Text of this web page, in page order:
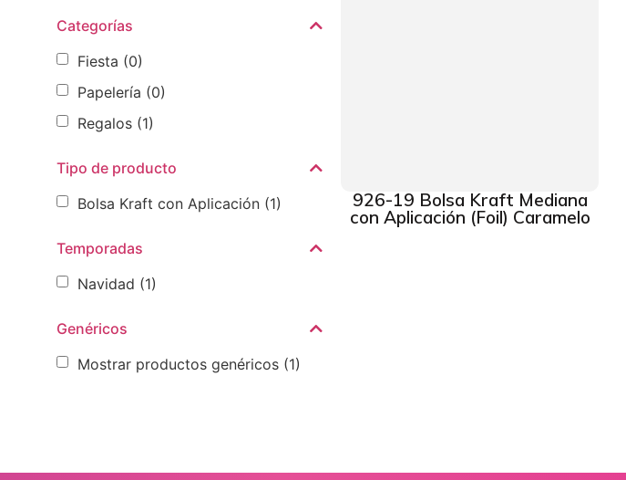
Categorías
Fiesta (0)
Papelería (0)
Regalos (1)
Tipo de producto
Bolsa Kraft con Aplicación (1)
Temporadas
Navidad (1)
Genéricos
Mostrar productos genéricos (1)
926-19 Bolsa Kraft Mediana
con Aplicación (Foil) Caramelo